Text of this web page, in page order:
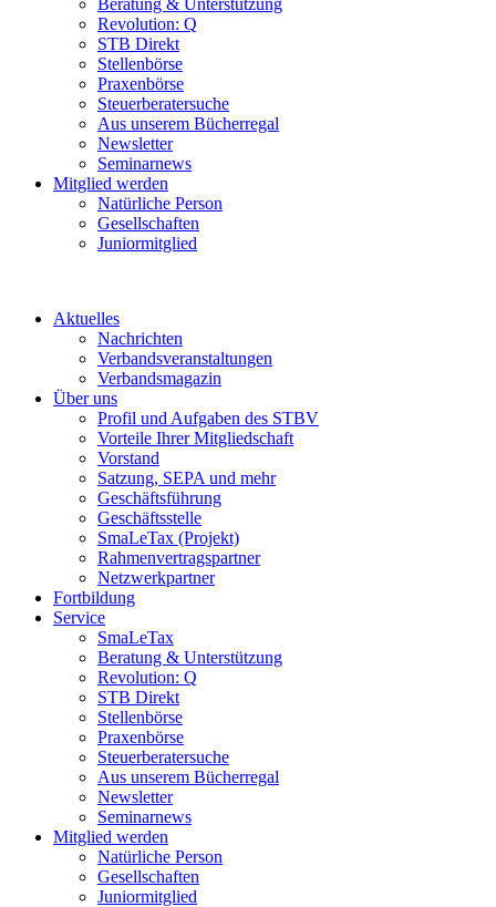
Beratung & Unterstützung
Revolution: Q
STB Direkt
Stellenbörse
Praxenbörse
Steuerberatersuche
Aus unserem Bücherregal
Newsletter
Seminarnews
Mitglied werden
Natürliche Person
Gesellschaften
Juniormitglied
Aktuelles
Nachrichten
Verbandsveranstaltungen
Verbandsmagazin
Über uns
Profil und Aufgaben des STBV
Vorteile Ihrer Mitgliedschaft
Vorstand
Satzung, SEPA und mehr
Geschäftsführung
Geschäftsstelle
SmaLeTax (Projekt)
Rahmenvertragspartner
Netzwerkpartner
Fortbildung
Service
SmaLeTax
Beratung & Unterstützung
Revolution: Q
STB Direkt
Stellenbörse
Praxenbörse
Steuerberatersuche
Aus unserem Bücherregal
Newsletter
Seminarnews
Mitglied werden
Natürliche Person
Gesellschaften
Juniormitglied